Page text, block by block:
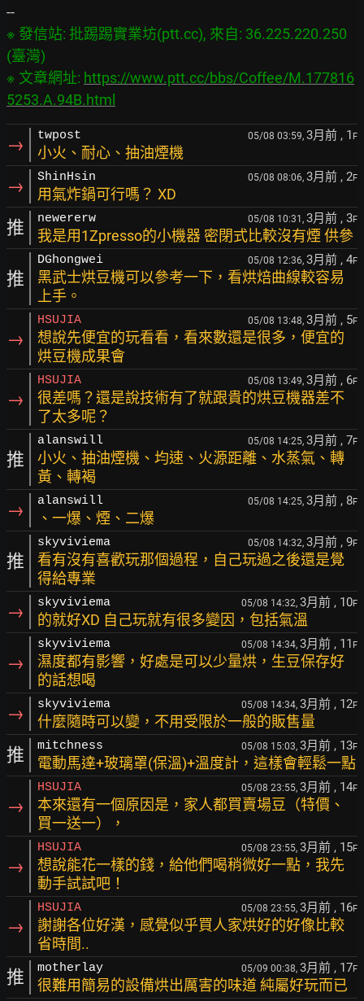
※ 發信站: 批踢踢實業坊(ptt.cc), 來自: 36.225.220.250
(臺灣)
※ 文章網址: https://www.ptt.cc/bbs/Coffee/M.177816
5253.A.94B.html
→ twpost 05/08 03:59, 3月前 , 1 F
小火、耐心、抽油煙機
→ ShinHsin 05/08 08:06, 3月前 , 2F
用氣炸鍋可行嗎？ XD
推 newererw 05/08 10:31, 3月前 , 3F
我是用1Zpresso的小機器 密閉式比較沒有煙 供參
推
DGhongwei 05/08 12:36, 3月前 , 4F
黑武士烘豆機可以參考一下，看烘焙曲線較容易
上手。
→
HSUJIA 05/08 13:48, 3月前 , 5F
想說先便宜的玩看看，看來數還是很多，便宜的
烘豆機成果會
→
HSUJIA 05/08 13:49, 3月前 , 6F
很差嗎？還是說技術有了就跟貴的烘豆機器差不
了太多呢？
推
alanswill 05/08 14:25, 3月前 , 7F
小火、抽油煙機、均速、火源距離、水蒸氣、轉
黃、轉褐
→ alanswill 05/08 14:25, 3月前 , 8F
、一爆、煙、二爆
推
skyviviema 05/08 14:32, 3月前 , 9F
看有沒有喜歡玩那個過程，自己玩過之後還是覺
得給專業
→ skyviviema 05/08 14:32, 3月前 , 10F
的就好XD 自己玩就有很多變因，包括氣溫
→
skyviviema 05/08 14:34, 3月前 , 11 F
濕度都有影響，好處是可以少量烘，生豆保存好
的話想喝
→ skyviviema 05/08 14:34, 3月前 , 12F
什麼隨時可以變，不用受限於一般的販售量
推 mitchness 05/08 15:03, 3月前 , 13F
電動馬達+玻璃罩(保溫)+溫度計，這樣會輕鬆一點
→
HSUJIA 05/08 23:55, 3月前 , 14F
本來還有一個原因是，家人都買賣場豆（特價、
買一送一），
→
HSUJIA 05/08 23:55, 3月前 , 15F
想說能花一樣的錢，給他們喝稍微好一點，我先
動手試試吧！
→
HSUJIA 05/08 23:55, 3月前 , 16F
謝謝各位好漢，感覺似乎買人家烘好的好像比較
省時間..
推 motherlay 05/09 00:38, 3月前 , 17F
很難用簡易的設備烘出厲害的味道 純屬好玩而已